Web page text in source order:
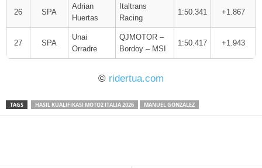
26 SPA
Adrian
Huertas
Italtrans
Racing
1:50.341 +1.867
27 SPA
Unai
Orradre
QJMOTOR –
Bordoy – MSI
1:50.417 +1.943
© ridertua.com
TAGS HASIL KUALIFIKASI MOTO2 ITALIA 2026 MANUEL GONZALEZ